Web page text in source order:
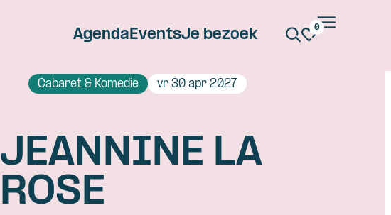
AgendaEventsJe bezoek 0
Cabaret & Komedie vr 30 apr 2027
JEANNINE LA
ROSE